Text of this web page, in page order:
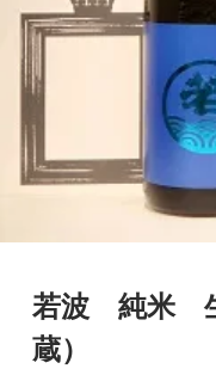
若波 純米
蔵）